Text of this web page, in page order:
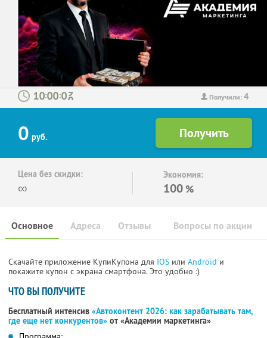
Получили:4
: :
0 руб.
Цена без скидки:
∞
Экономия:
100 %
Основное Отзывы Вопросы по акции
Адреса
Скачайте приложение КупиКупона для IOS или Android и
покажите купон с экрана смартфона. Это удобно :)
ЧТО ВЫ ПОЛУЧИТЕ
Бесплатный интенсив «Автоконтент 2026: как зарабатывать там,
где еще нет конкурентов» от «Академии маркетинга»